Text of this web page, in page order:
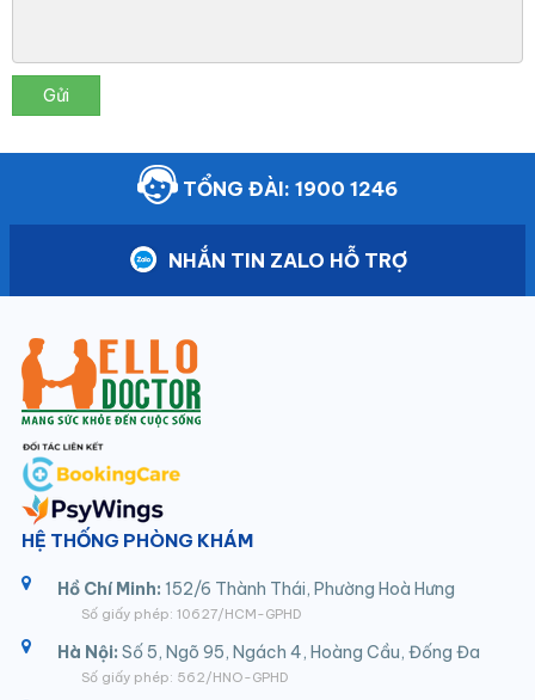
Gửi
TỔNG ĐÀI: 1900 1246
NHẮN TIN ZALO HỖ TRỢ
HỆ THỐNG PHÒNG KHÁM
Hồ Chí Minh: 152/6 Thành Thái, Phường Hoà Hưng
Số giấy phép: 10627/HCM-GPHD
Hà Nội: Số 5, Ngõ 95, Ngách 4, Hoàng Cầu, Đống Đa
Số giấy phép: 562/HNO-GPHD